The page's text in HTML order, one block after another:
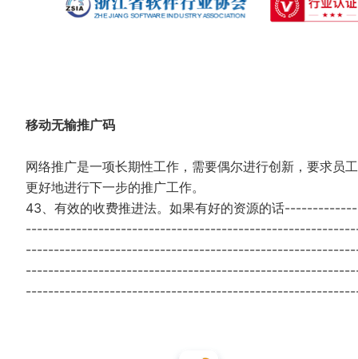
移动无输推广码
网络推广是一项长期性工作，需要偶尔进行创新，要求员
更好地进行下一步的推广工作。
43、有效的收费推进法。如果有好的资源的话